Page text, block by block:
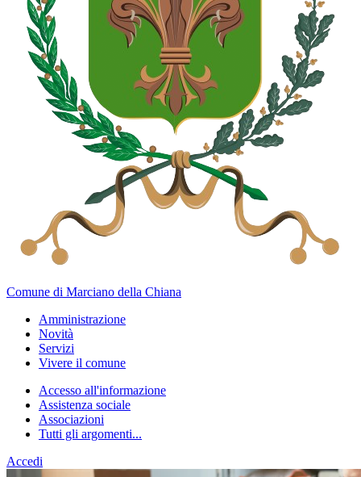
Comune di Marciano della Chiana
Amministrazione
Novità
Servizi
Vivere il comune
Accesso all'informazione
Assistenza sociale
Associazioni
Tutti gli argomenti...
Accedi